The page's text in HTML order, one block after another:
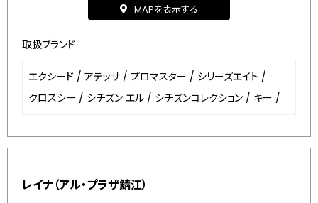
MAPを表示する
取扱ブランド
エクシード / アテッサ / プロマスター / シリーズエイト /
クロスシー / シチズン エル / シチズンコレクション / キー /
レイナ（アル・プラザ鯖江）